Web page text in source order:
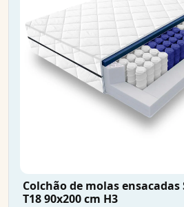
Colchão de molas
T18 90x200 cm H3